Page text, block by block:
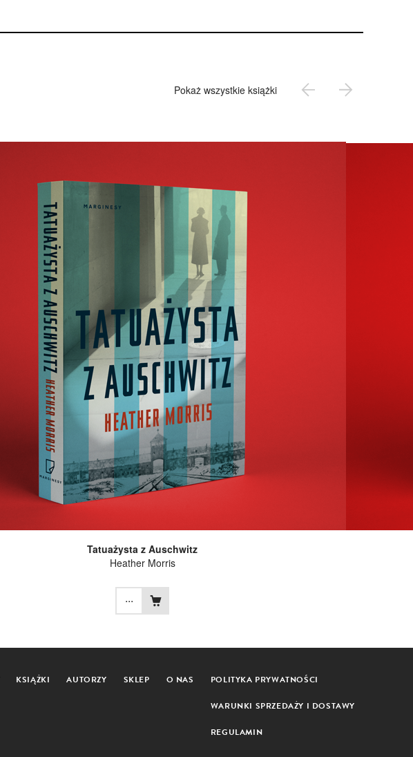
Pokaż wszystkie książki
Tatuażysta z Auschwitz
Heather Morris
...
KSIĄŻKI AUTORZY SKLEP O NAS POLITYKA PRYWATNOŚCI
WARUNKI SPRZEDAŻY I DOSTAWY
REGULAMIN